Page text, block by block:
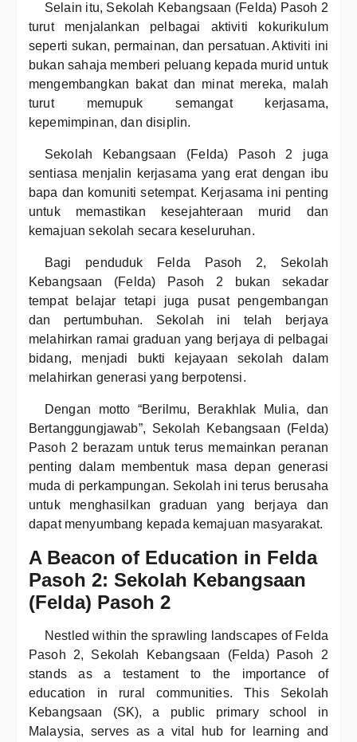
Selain itu, Sekolah Kebangsaan (Felda) Pasoh 2
turut menjalankan pelbagai aktiviti kokurikulum
seperti sukan, permainan, dan persatuan. Aktiviti ini
bukan sahaja memberi peluang kepada murid untuk
mengembangkan bakat dan minat mereka, malah
turut memupuk semangat kerjasama,
kepemimpinan, dan disiplin.
Sekolah Kebangsaan (Felda) Pasoh 2 juga
sentiasa menjalin kerjasama yang erat dengan ibu
bapa dan komuniti setempat. Kerjasama ini penting
untuk memastikan kesejahteraan murid dan
kemajuan sekolah secara keseluruhan.
Bagi penduduk Felda Pasoh 2, Sekolah
Kebangsaan (Felda) Pasoh 2 bukan sekadar
tempat belajar tetapi juga pusat pengembangan
dan pertumbuhan. Sekolah ini telah berjaya
melahirkan ramai graduan yang berjaya di pelbagai
bidang, menjadi bukti kejayaan sekolah dalam
melahirkan generasi yang berpotensi.
Dengan motto “Berilmu, Berakhlak Mulia, dan
Bertanggungjawab”, Sekolah Kebangsaan (Felda)
Pasoh 2 berazam untuk terus memainkan peranan
penting dalam membentuk masa depan generasi
muda di perkampungan. Sekolah ini terus berusaha
untuk menghasilkan graduan yang berjaya dan
dapat menyumbang kepada kemajuan masyarakat.
A Beacon of Education in Felda
Pasoh 2: Sekolah Kebangsaan
(Felda) Pasoh 2
Nestled within the sprawling landscapes of Felda
Pasoh 2, Sekolah Kebangsaan (Felda) Pasoh 2
stands as a testament to the importance of
education in rural communities. This Sekolah
Kebangsaan (SK), a public primary school in
Malaysia, serves as a vital hub for learning and